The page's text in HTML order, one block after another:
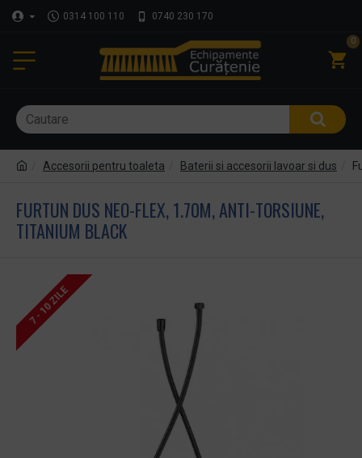
0314 100 110 0740 230 170
0
Accesorii pentru toaleta Baterii si accesorii lavoar si dus
FURTUN DUS NEO-FLEX, 1.70M, ANTI-TORSIUNE,
TITANIUM BLACK
7 - 10 ZILE